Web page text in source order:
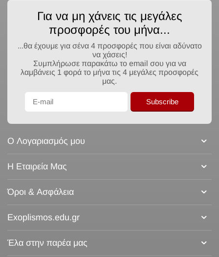
Για να μη χάνεις τις μεγάλες
προσφορές του μήνα...
...θα έχουμε για σένα 4 προσφορές που είναι αδύνατο
να χάσεις!
Συμπλήρωσε παρακάτω το email σου για να
λαμβάνεις 1 φορά το μήνα τις 4 μεγάλες προσφορές
μας.
Subscribe
Ο Λογαριασμός μου
Η Εταιρεία Μας
Όροι & Ασφάλεια
Exoplismos.edu.gr
Έλα στην παρέα μας